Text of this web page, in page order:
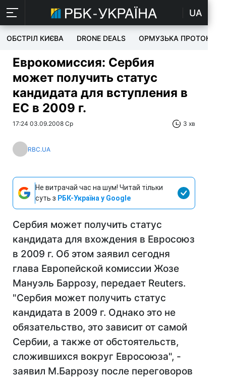
UA
ОБСТРІЛ КИЄВА DRONE DEALS ОРМУЗЬКА ПРОТОКА
Еврокомиссия: Сербия
может получить статус
кандидата для вступления в
ЕС в 2009 г.
17:24 03.09.2008 Ср 3 хв
RBC.UA
Не витрачай час на шум! Читай тільки
суть з РБК-Україна у Google
Сербия может получить статус
кандидата для вхождения в Евросоюз
в 2009 г. Об этом заявил сегодня
глава Европейской комиссии Жозе
Мануэль Баррозу, передает Reuters.
"Сербия может получить статус
кандидата в 2009 г. Однако это не
обязательство, это зависит от самой
Сербии, а также от обстоятельств,
сложившихся вокруг Евросоюза", -
заявил М.Баррозу после переговоров